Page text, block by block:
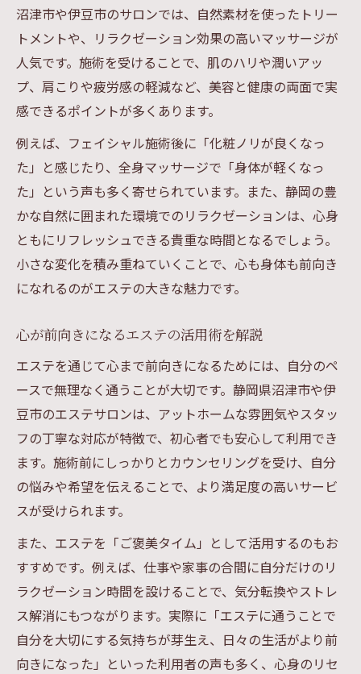
沼津市や伊豆市のサロンでは、自然素材を使ったトリー
トメントや、リラクゼーション効果の高いマッサージが
人気です。施術を受けることで、肌のハリや潤いアッ
プ、肩こりや疲労感の軽減など、美容と健康の両面で実
感できるポイントが多くあります。
例えば、フェイシャル施術後に「化粧ノリが良くなっ
た」と感じたり、全身マッサージで「身体が軽くなっ
た」という声も多く寄せられています。また、静岡の豊
かな自然に囲まれた環境でのリラクゼーションは、心身
ともにリフレッシュできる貴重な時間となるでしょう。
小さな変化を積み重ねていくことで、心も身体も前向き
になれるのがエステの大きな魅力です。
心が前向きになるエステの活用術を解説
エステを通じて心まで前向きになるためには、自分のペ
ースで無理なく通うことが大切です。静岡県沼津市や伊
豆市のエステサロンは、アットホームな雰囲気やスタッ
フの丁寧な対応が特徴で、初心者でも安心して利用でき
ます。施術前にしっかりとカウンセリングを受け、自分
の悩みや希望を伝えることで、より満足度の高いサービ
スが受けられます。
また、エステを「ご褒美タイム」として活用するのもお
すすめです。例えば、仕事や家事の合間に自分だけのリ
ラクゼーション時間を設けることで、気分転換やストレ
ス解消にもつながります。実際に「エステに通うことで
自分を大切にする気持ちが芽生え、日々の生活がより前
向きになった」といった利用者の声も多く、心身のリセ